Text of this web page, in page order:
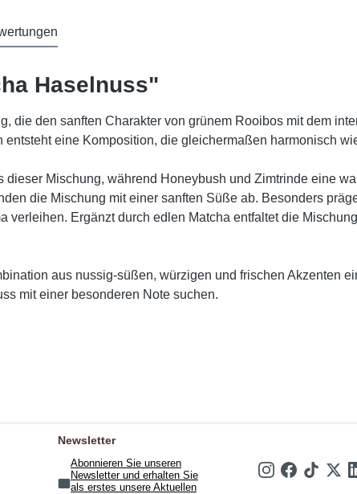
Haselnuss"
die den sanften Charakter von grünem Rooibos mit dem
eine Komposition, die gleichermaßen harmonisch
Mischung, während Honeybush und Zimtrinde eine
die Mischung mit einer sanften Süße ab. Besonders
verleihen. Ergänzt durch edlen Matcha entfaltet die
aus nussig-süßen, würzigen und frischen Akzenten
mit einer besonderen Note suchen.
Newsletter
Abonnieren Sie unseren
Newsletter und erhalten Sie
als erstes unsere Aktuellen